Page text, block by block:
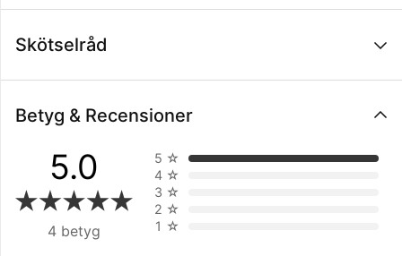
Skötselråd
Betyg & Recensioner
5.0
4 betyg
5 ☆
4 ☆
3 ☆
2 ☆
1 ☆